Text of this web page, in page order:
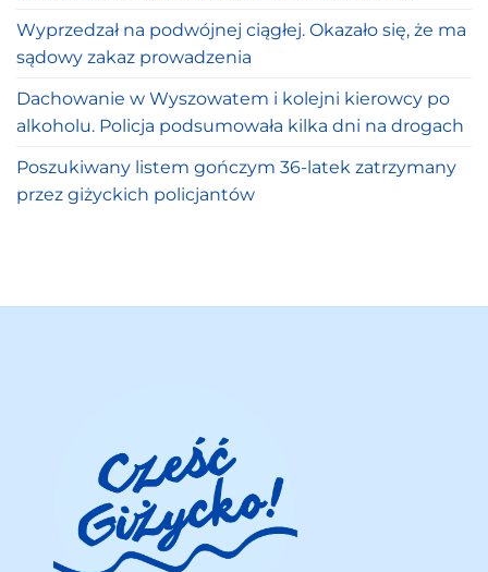
Wyprzedzał na podwójnej ciągłej. Okazało się, że ma
sądowy zakaz prowadzenia
Dachowanie w Wyszowatem i kolejni kierowcy po
alkoholu. Policja podsumowała kilka dni na drogach
Poszukiwany listem gończym 36-latek zatrzymany
przez giżyckich policjantów